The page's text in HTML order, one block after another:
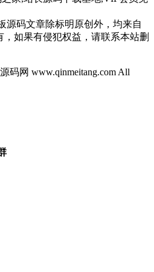
源码文章除标明原创外，均来自
如果有侵犯权益，请联系本站删
码网 www.qinmeitang.com All